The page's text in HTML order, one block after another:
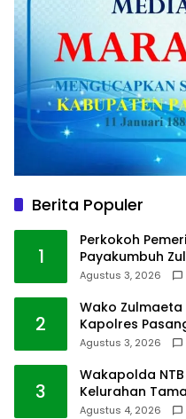
Berita Populer
1
Perkokoh
Payakumbuh
Agustus 3, 2026
2
Wako
Kapolres
Agustus 3, 2026
3
Wakapolda
Kelurahan
Agustus 4, 2026